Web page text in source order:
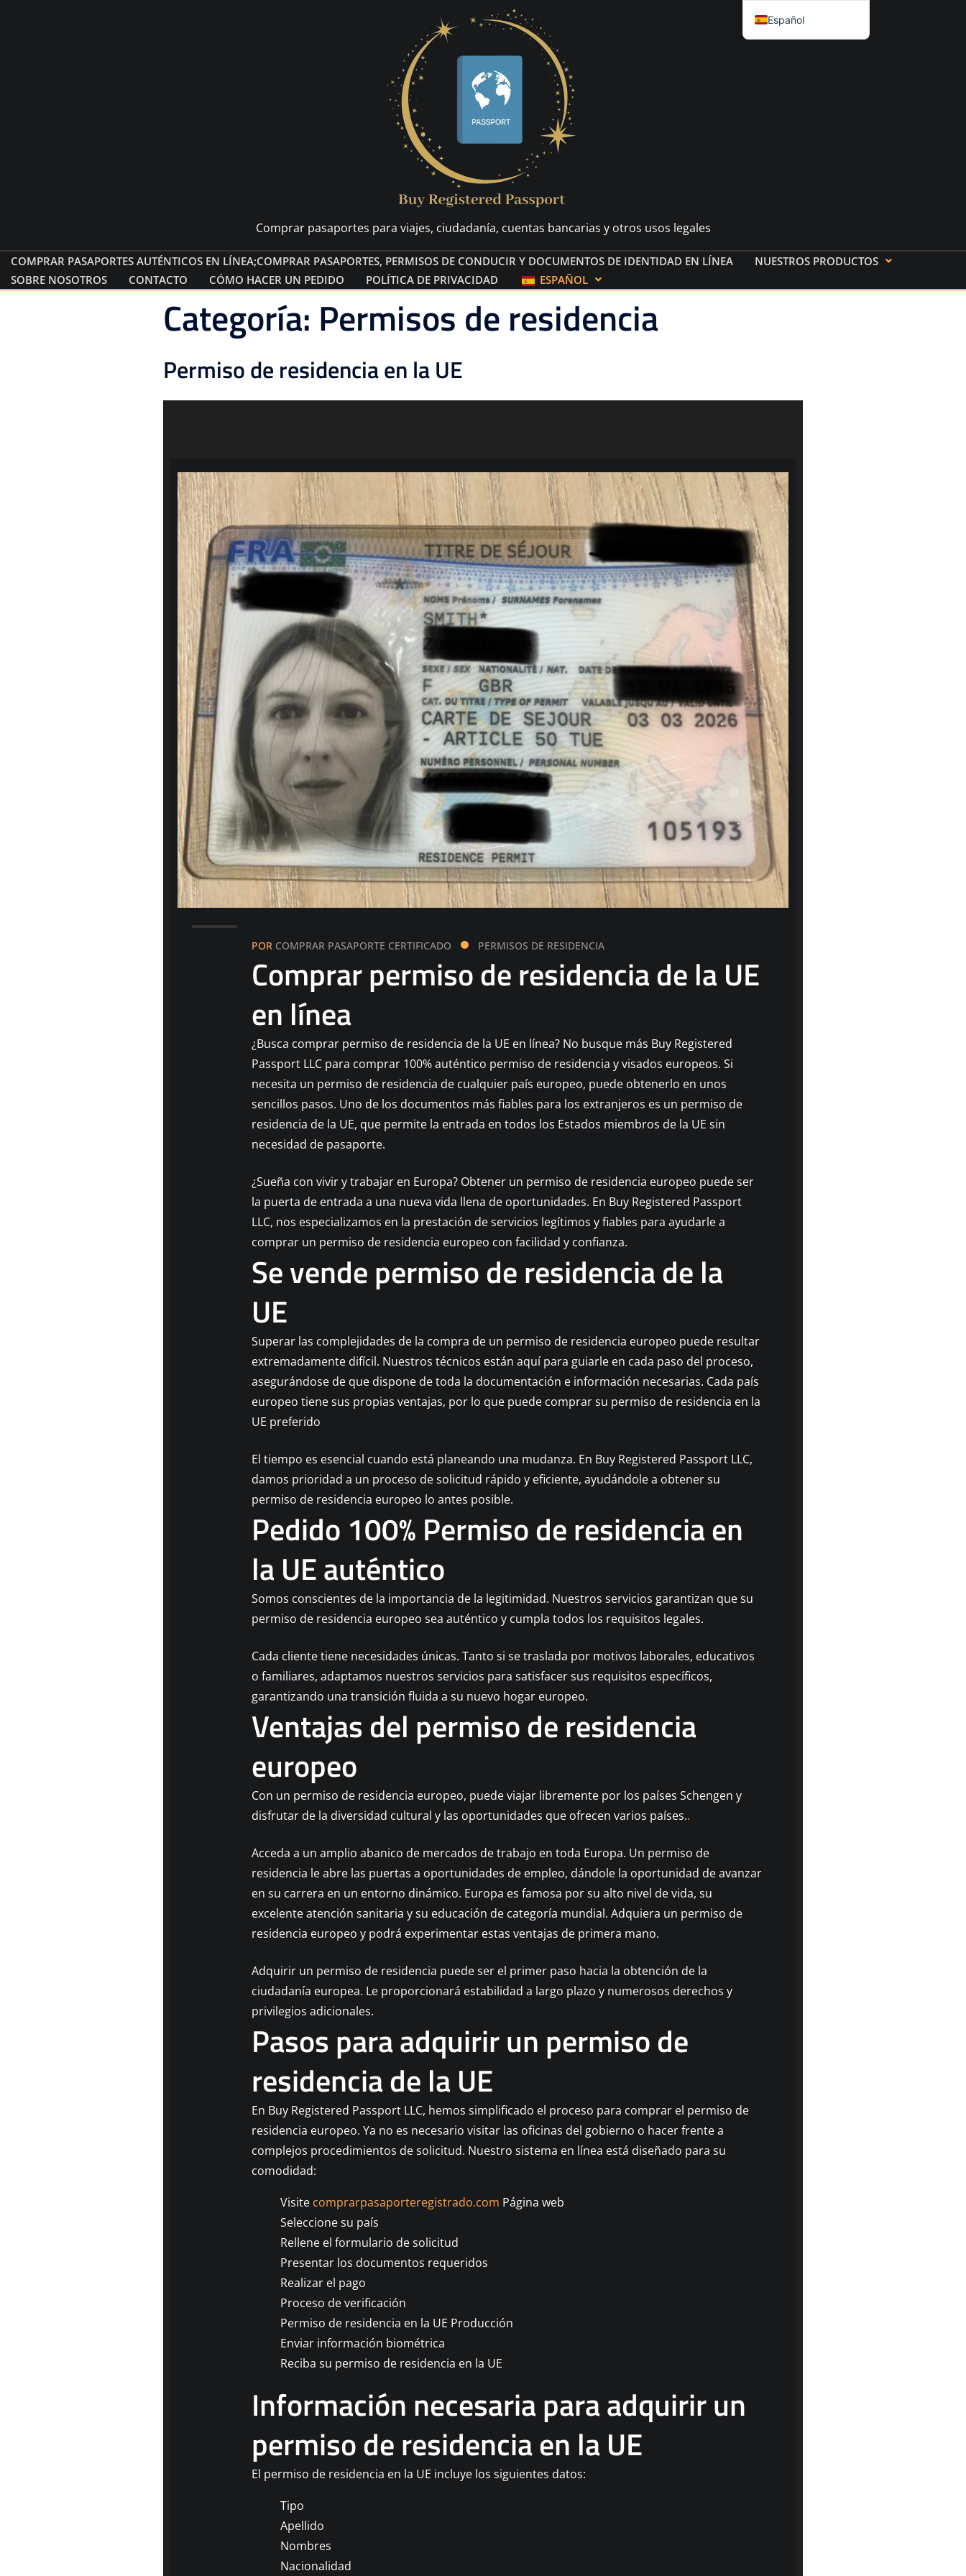
Comprar pasaportes para viajes, ciudadanía, cuentas bancarias y otros usos legales
COMPRAR PASAPORTES AUTÉNTICOS EN LÍNEA;COMPRAR PASAPORTES, PERMISOS DE CONDUCIR Y DOCUMENTOS DE IDENTIDAD EN LÍNEA
NUESTROS PRODUCTOS
SOBRE NOSOTROS
CONTACTO CÓMO HACER UN PEDIDO POLÍTICA DE PRIVACIDAD ESPAÑOL
Categoría: Permisos de residencia
Permiso de residencia en la UE
POR COMPRAR PASAPORTE CERTIFICADO PERMISOS DE RESIDENCIA
Comprar permiso de residencia de la UE
en línea
¿Busca comprar permiso de residencia de la UE en línea? No busque más Buy Registered
Passport LLC para comprar 100% auténtico permiso de residencia y visados europeos. Si
necesita un permiso de residencia de cualquier país europeo, puede obtenerlo en unos
sencillos pasos. Uno de los documentos más fiables para los extranjeros es un permiso de
residencia de la UE, que permite la entrada en todos los Estados miembros de la UE sin
necesidad de pasaporte.
¿Sueña con vivir y trabajar en Europa? Obtener un permiso de residencia europeo puede ser
la puerta de entrada a una nueva vida llena de oportunidades. En Buy Registered Passport
LLC, nos especializamos en la prestación de servicios legítimos y fiables para ayudarle a
comprar un permiso de residencia europeo con facilidad y confianza.
Se vende permiso de residencia de la
UE
Superar las complejidades de la compra de un permiso de residencia europeo puede resultar
extremadamente difícil. Nuestros técnicos están aquí para guiarle en cada paso del proceso,
asegurándose de que dispone de toda la documentación e información necesarias. Cada país
europeo tiene sus propias ventajas, por lo que puede comprar su permiso de residencia en la
UE preferido
El tiempo es esencial cuando está planeando una mudanza. En Buy Registered Passport LLC,
damos prioridad a un proceso de solicitud rápido y eficiente, ayudándole a obtener su
permiso de residencia europeo lo antes posible.
Pedido 100% Permiso de residencia en
la UE auténtico
Somos conscientes de la importancia de la legitimidad. Nuestros servicios garantizan que su
permiso de residencia europeo sea auténtico y cumpla todos los requisitos legales.
Cada cliente tiene necesidades únicas. Tanto si se traslada por motivos laborales, educativos
o familiares, adaptamos nuestros servicios para satisfacer sus requisitos específicos,
garantizando una transición fluida a su nuevo hogar europeo.
Ventajas del permiso de residencia
europeo
Con un permiso de residencia europeo, puede viajar libremente por los países Schengen y
disfrutar de la diversidad cultural y las oportunidades que ofrecen varios países..
Acceda a un amplio abanico de mercados de trabajo en toda Europa. Un permiso de
residencia le abre las puertas a oportunidades de empleo, dándole la oportunidad de avanzar
en su carrera en un entorno dinámico. Europa es famosa por su alto nivel de vida, su
excelente atención sanitaria y su educación de categoría mundial. Adquiera un permiso de
residencia europeo y podrá experimentar estas ventajas de primera mano.
Adquirir un permiso de residencia puede ser el primer paso hacia la obtención de la
ciudadanía europea. Le proporcionará estabilidad a largo plazo y numerosos derechos y
privilegios adicionales.
Pasos para adquirir un permiso de
residencia de la UE
En Buy Registered Passport LLC, hemos simplificado el proceso para comprar el permiso de
residencia europeo. Ya no es necesario visitar las oficinas del gobierno o hacer frente a
complejos procedimientos de solicitud. Nuestro sistema en línea está diseñado para su
comodidad:
Visite comprarpasaporteregistrado.com Página web
Seleccione su país
Rellene el formulario de solicitud
Presentar los documentos requeridos
Realizar el pago
Proceso de verificación
Permiso de residencia en la UE Producción
Enviar información biométrica
Reciba su permiso de residencia en la UE
Información necesaria para adquirir un
permiso de residencia en la UE
El permiso de residencia en la UE incluye los siguientes datos:
Tipo
Apellido
Nombres
Nacionalidad
Español
English
Dansk
Slovenščina
한국어